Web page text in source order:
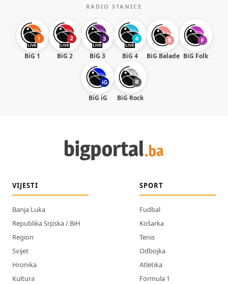
RADIO STANICE
BiG 1 BiG 2 BiG 3 BiG 4 BiG Balade BiG Folk
BiG iG BiG Rock
VIJESTI
Banja Luka
Republika Srpska / BiH
Region
Svijet
Hronika
Kultura
SPORT
Fudbal
Košarka
Tenis
Odbojka
Atletika
Formula 1